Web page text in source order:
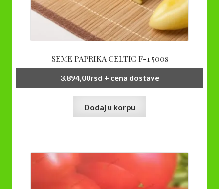
SEME PAPRIKA CELTIC F-1 500s
3.894,00rsd + cena dostave
Dodaj u korpu